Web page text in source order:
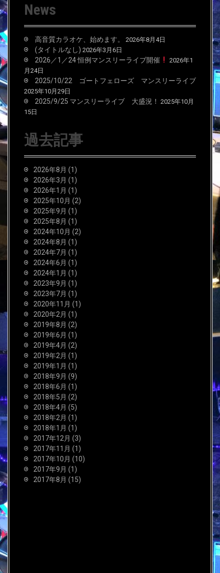
News
高音質カラオケ、始めます。 2026年8月4日
(タイトルなし) 2026年3月6日
2026／1／24 恒例マンスリーライブ開催
2026年1
月24日
2025/10/22 ゴートフェローズ マンスリーライブ
2025年10月29日
2025/9/25 マンスリーライブ 大盛況！ 2025年10月
15日
過去記事
2026年8月 (1)
2026年3月 (1)
2026年1月 (1)
2025年10月 (2)
2025年9月 (1)
2025年8月 (1)
2024年10月 (2)
2024年8月 (1)
2024年7月 (1)
2024年6月 (1)
2024年1月 (1)
2023年9月 (1)
2023年7月 (1)
2020年11月 (1)
2020年2月 (1)
2019年8月 (2)
2019年6月 (1)
2019年4月 (2)
2019年2月 (1)
2019年1月 (1)
2018年9月 (9)
2018年6月 (1)
2018年5月 (2)
2018年4月 (5)
2018年2月 (1)
2018年1月 (1)
2017年12月 (3)
2017年11月 (1)
2017年10月 (10)
2017年9月 (1)
2017年8月 (15)